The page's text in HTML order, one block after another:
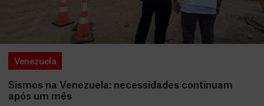
Venezuela
Sismos na Venezuela: necessidades continuam
após um mês